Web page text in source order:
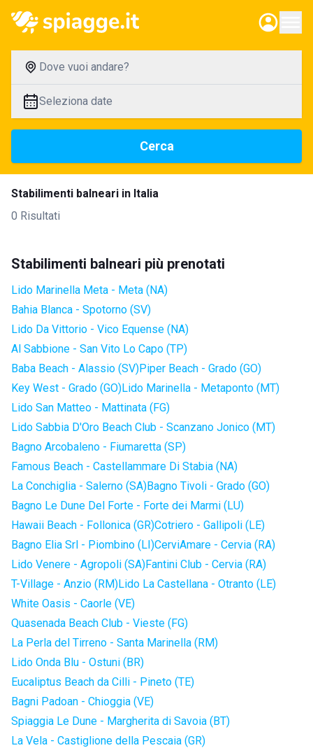
Dove vuoi andare?
Seleziona date
Cerca
Stabilimenti balneari in Italia
0 Risultati
Stabilimenti balneari più prenotati
Lido Marinella Meta - Meta (NA)
Bahia Blanca - Spotorno (SV)
Lido Da Vittorio - Vico Equense (NA)
Al Sabbione - San Vito Lo Capo (TP)
Baba Beach - Alassio (SV)Piper Beach - Grado (GO)
Key West - Grado (GO)Lido Marinella - Metaponto (MT)
Lido San Matteo - Mattinata (FG)
Lido Sabbia D'Oro Beach Club - Scanzano Jonico (MT)
Bagno Arcobaleno - Fiumaretta (SP)
Famous Beach - Castellammare Di Stabia (NA)
La Conchiglia - Salerno (SA)Bagno Tivoli - Grado (GO)
Bagno Le Dune Del Forte - Forte dei Marmi (LU)
Hawaii Beach - Follonica (GR)Cotriero - Gallipoli (LE)
Bagno Elia Srl - Piombino (LI)CerviAmare - Cervia (RA)
Lido Venere - Agropoli (SA)Fantini Club - Cervia (RA)
T-Village - Anzio (RM)Lido La Castellana - Otranto (LE)
White Oasis - Caorle (VE)
Quasenada Beach Club - Vieste (FG)
La Perla del Tirreno - Santa Marinella (RM)
Lido Onda Blu - Ostuni (BR)
Eucaliptus Beach da Cilli - Pineto (TE)
Bagni Padoan - Chioggia (VE)
Spiaggia Le Dune - Margherita di Savoia (BT)
La Vela - Castiglione della Pescaia (GR)